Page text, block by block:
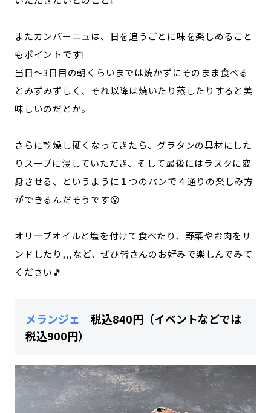
またカンパーニュは、日を追うごとに味を楽しめること
もポイントです❕
当日～3日目の朝くらいまでは焼かずにそのまま食べる
とみずみずしく、それ以降は焼いたり蒸したりすると美
味しいのだとか。
さらに乾燥し硬くなってきたら、グラタンの具材にした
りスープに浸していただき、そして最後にはラスクに変
身させる、というように１つのパンで４通りの楽しみ方
ができるんだそうです😮
オリーブオイルと塩を付けて食べたり、野菜やお肉をサ
ンドしたり,,,など、ぜひ皆さんのお好みで楽しんでみて
ください🎵
メランジェ 税込840円（イベントなどでは
税込900円）